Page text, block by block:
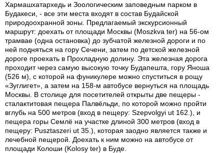
Хармашхатархедь и Зоологическим заповедным парком в
Будакеси, - все эти места входят в состав Будайской
природоохранной зоны. Предлагаемый экскурсионный
маршрут: доехать от площади Москвы (Moszkva ter) на 56-ом
трамвае (одна остановка) до зубчатой железной дороги и по
ней подняться на гору Сечени, затем по детской железной
дороге проехать в Прохладную долину. Эта железная дорога
проходит через самую высокую точку Будапешта, гору Яноша
(526 м), с которой на фуникулере можно спуститься в рощу
«Зуглигет», а затем на 158-м автобусе вернуться на площадь
Москвы. В столице для посетителей открыты две пещеры -
сталактитовая пещера Палвёльди, по которой можно пройти
вглубь на 500 метров (вход в пещеру: Szepvolgyi ut 162.), и
пещера горы Семлё на участке длиной 300 метров (вход в
пещеру: Pusztaszeri ut 35.), которая заодно является также и
лечебной пещерой. Доехать к ним можно на автобусе от
площади Колоши (Kolosy ter) в Буде.